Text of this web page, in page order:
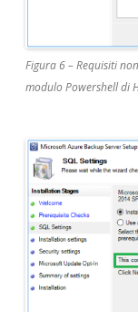
Figura 6 – Requisiti
modulo Powershell di